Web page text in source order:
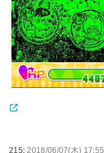
215: 2018/06/07(木)